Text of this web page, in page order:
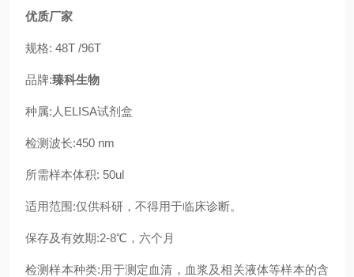
优质厂家
规格: 48T /96T
品牌:臻科生物
种属:人ELISA试剂盒
检测波长:450 nm
所需样本体积: 50ul
适用范围:仅供科研，不得用于临床诊断。
保存及有效期:2-8℃，六个月
检测样本种类:用于测定血清，血浆及相关液体等样本的含